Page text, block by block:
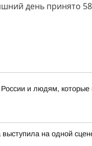
день принято
и людям,
на одной